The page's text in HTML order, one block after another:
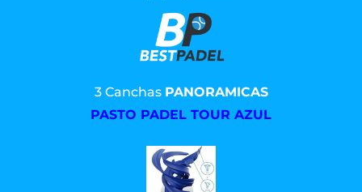
3 Canchas PANORAMICAS
PASTO PADEL TOUR AZUL